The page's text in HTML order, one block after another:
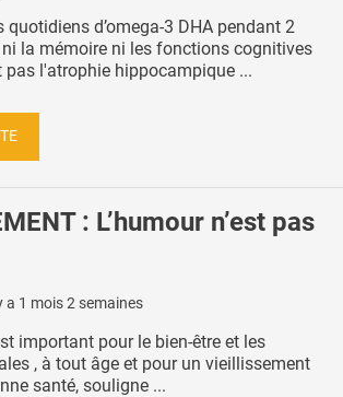
quotidiens d’omega-3 DHA pendant 2
la mémoire ni les fonctions cognitives
pas l'atrophie hippocampique ...
: L’humour n’est pas
a 1 mois 2 semaines
important pour le bien-être et les
, à tout âge et pour un vieillissement
santé, souligne ...